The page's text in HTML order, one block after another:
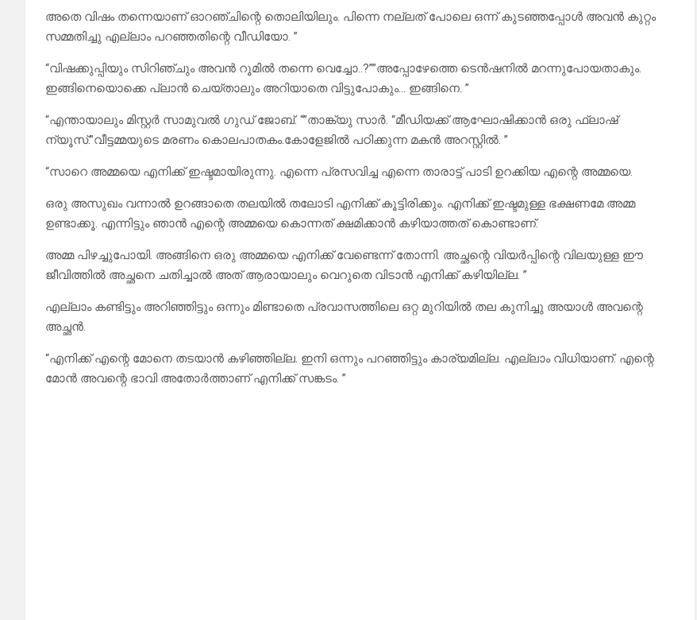
അതെ വിഷം തന്നെയാണ് ഓറഞ്ചിന്റെ തൊലിയിലും. പിന്നെ നല്ലത് പോലെ ഒന്ന് കുടഞ്ഞപ്പോൾ അവൻ കുറ്റം
സമ്മതിച്ചു എല്ലാം പറഞ്ഞതിന്റെ വീഡിയോ. ”
“വിഷക്കുപ്പിയും സിറിഞ്ചും അവൻ റൂമിൽ തന്നെ വെച്ചോ..?””അപ്പോഴേത്തെ ടെൻഷനിൽ മറന്നുപോയതാകും.
ഇങ്ങിനെയൊക്കെ പ്ലാൻ ചെയ്താലും അറിയാതെ വിട്ടുപോകും… ഇങ്ങിനെ. ”
“എന്തായാലും മിസ്റ്റർ സാമുവൽ ഗുഡ് ജോബ്. “”താങ്ക്യു സാർ. “മീഡിയക്ക് ആഘോഷിക്കാൻ ഒരു ഫ്ലാഷ്
ന്യൂസ്.”വീട്ടമ്മയുടെ മരണം കൊലപാതകം.കോളേജിൽ പഠിക്കുന്ന മകൻ അറസ്റ്റിൽ. ”
“സാറെ അമ്മയെ എനിക്ക് ഇഷ്ടമായിരുന്നു. എന്നെ പ്രസവിച്ച എന്നെ താരാട്ട് പാടി ഉറക്കിയ എന്റെ അമ്മയെ.
ഒരു അസുഖം വന്നാൽ ഉറങ്ങാതെ തലയിൽ തലോടി എനിക്ക് കൂട്ടിരിക്കും. എനിക്ക് ഇഷ്ടമുള്ള ഭക്ഷണമേ അമ്മ
ഉണ്ടാക്കൂ. എന്നിട്ടും ഞാൻ എന്റെ അമ്മയെ കൊന്നത് ക്ഷമിക്കാൻ കഴിയാത്തത് കൊണ്ടാണ്.
അമ്മ പിഴച്ചുപോയി. അങ്ങിനെ ഒരു അമ്മയെ എനിക്ക് വേണ്ടെന്ന് തോന്നി. അച്ഛന്റെ വിയർപ്പിന്റെ വിലയുള്ള ഈ
ജീവിത്തിൽ അച്ഛനെ ചതിച്ചാൽ അത്‌ ആരായാലും വെറുതെ വിടാൻ എനിക്ക് കഴിയില്ല. ”
എല്ലാം കണ്ടിട്ടും അറിഞ്ഞിട്ടും ഒന്നും മിണ്ടാതെ പ്രവാസത്തിലെ ഒറ്റ മുറിയിൽ തല കുനിച്ചു അയാൾ അവന്റെ
അച്ഛൻ.
“എനിക്ക് എന്റെ മോനെ തടയാൻ കഴിഞ്ഞില്ല. ഇനി ഒന്നും പറഞ്ഞിട്ടും കാര്യമില്ല. എല്ലാം വിധിയാണ്. എന്റെ
മോൻ അവന്റെ ഭാവി അതോർത്താണ് എനിക്ക് സങ്കടം. ”